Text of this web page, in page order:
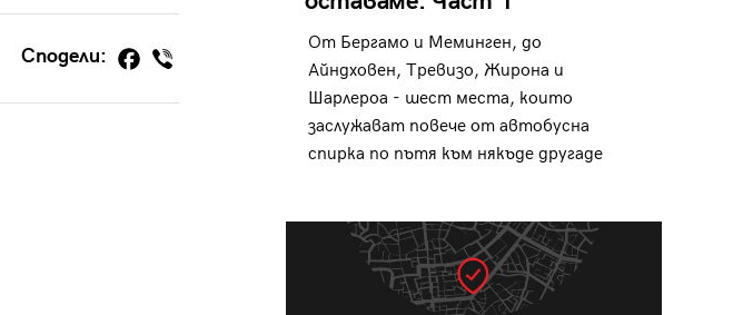
Сподели:
От Бергамо и Меминген, до
Айндховен, Тревизо, Жирона и
Шарлероа - шест места, които
заслужават повече от автобусна
спирка по пътя към някъде другаде